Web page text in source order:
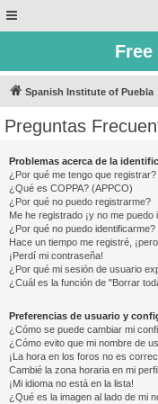
Spanish Institute of Puebla
Preguntas
Problemas acerca de la
¿Por qué me tengo que registrar?
¿Qué es COPPA? (APPCO)
¿Por qué no puedo registrarme?
Me he registrado ¡y no me puedo
¿Por qué no puedo identificarme?
Hace un tiempo me registré,
¡Perdí mi contraseña!
¿Por qué mi sesión de usuario
¿Cuál es la función de "Borrar
Preferencias de usuario y
¿Cómo se puede cambiar mi
¿Cómo evito que mi nombre de
¡La hora en los foros no es
Cambié la zona horaria en mi
¡Mi idioma no está en la lista!
¿Qué es la imagen al lado de mi